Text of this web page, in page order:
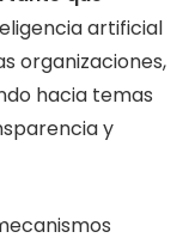
artificial
organizaciones,
hacia temas
y